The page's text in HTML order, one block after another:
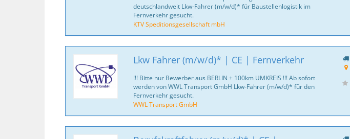
deutschlandweit Lkw-Fahrer (m/w/d)* für Baustellenlogistik im
Fernverkehr gesucht.
KTV Speditionsgesellschaft mbH
Lkw Fahrer (m/w/d)* | CE | Fernverkehr
!!! Bitte nur Bewerber aus BERLIN + 100km UMKREIS !!! Ab sofort
werden von WWL Transport GmbH Lkw-Fahrer (m/w/d)* für den
Fernverkehr gesucht.
WWL Transport GmbH